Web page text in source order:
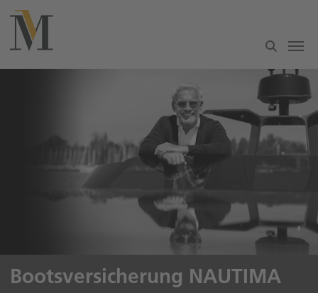
Zum Hauptinhalt springen
Bootsversicherung NAUTIMA